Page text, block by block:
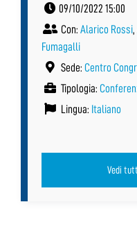
09/10/2022 15:00
Con: Alarico Rossi,
Fumagalli
Sede: Centro
Tipologia:
Lingua: Italiano
Vedi